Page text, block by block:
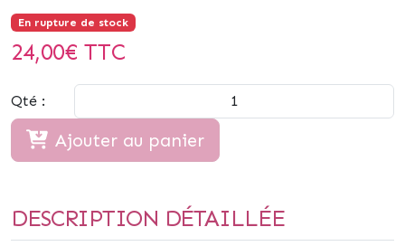
En rupture de stock
24,00€ TTC
Qté :
Ajouter au panier
DESCRIPTION DÉTAILLÉE